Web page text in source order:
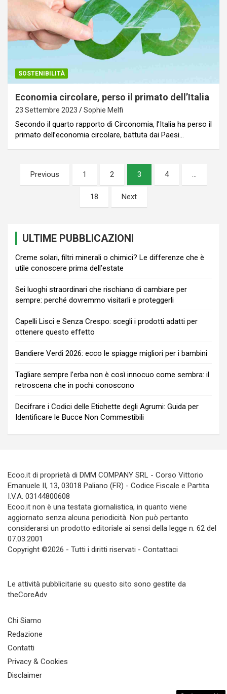
SOSTENIBILITÀ
Economia circolare, perso il primato dell’Italia
23 Settembre 2023 Sophie Melfi
Secondo il quarto rapporto di Circonomia, l’Italia ha perso il
primato dell’economia circolare, battuta dai Paesi…
Paginazione
degli
Previous 1 2 3 4 …
18 Next
ULTIME PUBBLICAZIONI
Creme solari, filtri minerali o chimici? Le differenze che è
utile conoscere prima dell’estate
Sei luoghi straordinari che rischiano di cambiare per
sempre: perché dovremmo visitarli e proteggerli
Capelli Lisci e Senza Crespo: scegli i prodotti adatti per
ottenere questo effetto
Bandiere Verdi 2026: ecco le spiagge migliori per i bambini
Tagliare sempre l’erba non è così innocuo come sembra: il
retroscena che in pochi conoscono
Decifrare i Codici delle Etichette degli Agrumi: Guida per
Identificare le Bucce Non Commestibili
Ecoo.it di proprietà di DMM COMPANY SRL - Corso Vittorio
Emanuele II, 13, 03018 Paliano (FR) - Codice Fiscale e Partita
I.V.A. 03144800608
Ecoo.it non è una testata giornalistica, in quanto viene
aggiornato senza alcuna periodicità. Non può pertanto
considerarsi un prodotto editoriale ai sensi della legge n. 62 del
07.03.2001
Copyright ©2026 - Tutti i diritti riservati - Contattaci
Le attività pubblicitarie su questo sito sono gestite da
theCoreAdv
Chi Siamo
Redazione
Contatti
Privacy & Cookies
Disclaimer